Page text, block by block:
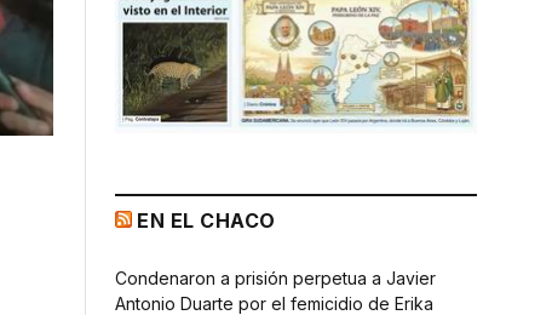
EN EL CHACO
Condenaron a prisión perpetua a Javier
Antonio Duarte por el femicidio de Erika